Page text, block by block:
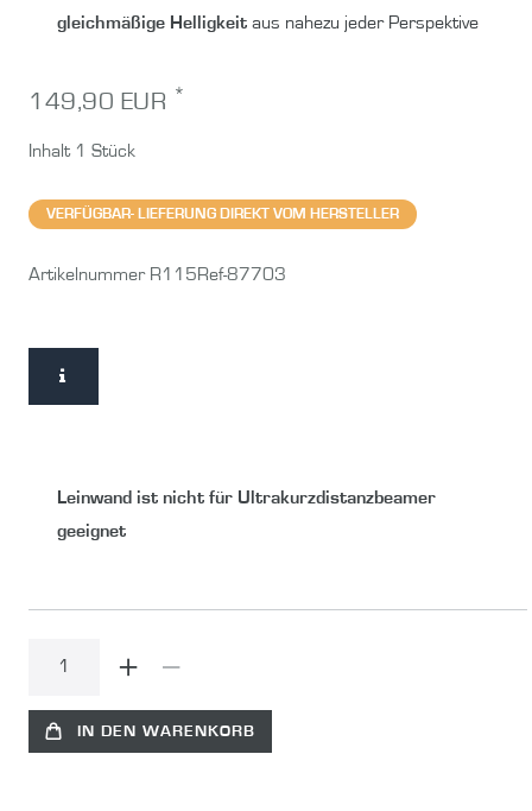
gleichmäßige Helligkeit aus nahezu jeder Perspektive
149,90 EUR *
Inhalt 1 Stück
VERFÜGBAR- LIEFERUNG DIREKT VOM HERSTELLER
Artikelnummer R115Ref-87703
Leinwand ist nicht für Ultrakurzdistanzbeamer
geeignet
IN DEN WARENKORB